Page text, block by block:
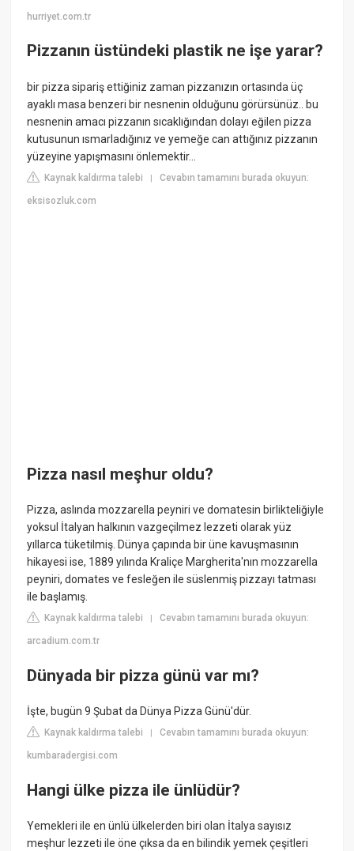
hurriyet.com.tr
Pizzanın üstündeki plastik ne işe yarar?
bir pizza sipariş ettiğiniz zaman pizzanızın ortasında üç
ayaklı masa benzeri bir nesnenin olduğunu görürsünüz.. bu
nesnenin amacı pizzanın sıcaklığından dolayı eğilen pizza
kutusunun ısmarladığınız ve yemeğe can attığınız pizzanın
yüzeyine yapışmasını önlemektir...
Kaynak kaldırma talebi |Cevabın tamamını burada okuyun:
eksisozluk.com
Pizza nasıl meşhur oldu?
Pizza, aslında mozzarella peyniri ve domatesin birlikteliğiyle
yoksul İtalyan halkının vazgeçilmez lezzeti olarak yüz
yıllarca tüketilmiş. Dünya çapında bir üne kavuşmasının
hikayesi ise, 1889 yılında Kraliçe Margherita'nın mozzarella
peyniri, domates ve fesleğen ile süslenmiş pizzayı tatması
ile başlamış.
Kaynak kaldırma talebi |Cevabın tamamını burada okuyun:
arcadium.com.tr
Dünyada bir pizza günü var mı?
İşte, bugün 9 Şubat da Dünya Pizza Günü'dür.
Kaynak kaldırma talebi |Cevabın tamamını burada okuyun:
kumbaradergisi.com
Hangi ülke pizza ile ünlüdür?
Yemekleri ile en ünlü ülkelerden biri olan İtalya sayısız
meşhur lezzeti ile öne çıksa da en bilindik yemek çeşitleri